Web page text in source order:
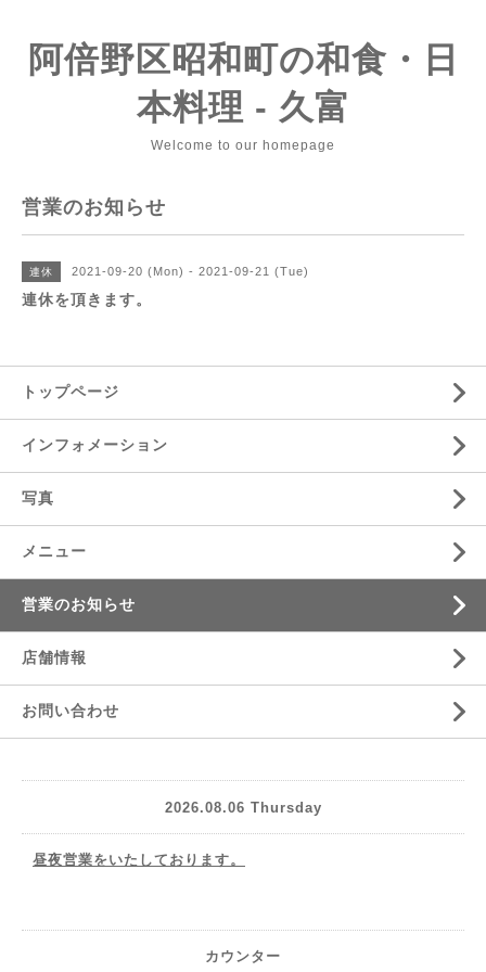
阿倍野区昭和町の和食・日
本料理 - 久富
Welcome to our homepage
営業のお知らせ
連休 2021-09-20 (Mon) - 2021-09-21 (Tue)
連休を頂きます。
トップページ
インフォメーション
写真
メニュー
営業のお知らせ
店舗情報
お問い合わせ
2026.08.06 Thursday
昼夜営業をいたしております。
カウンター